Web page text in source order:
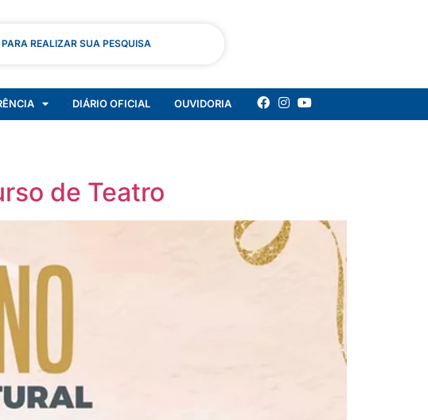
REALIZAR SUA PESQUISA
DIÁRIO OFICIAL OUVIDORIA
de Teatro